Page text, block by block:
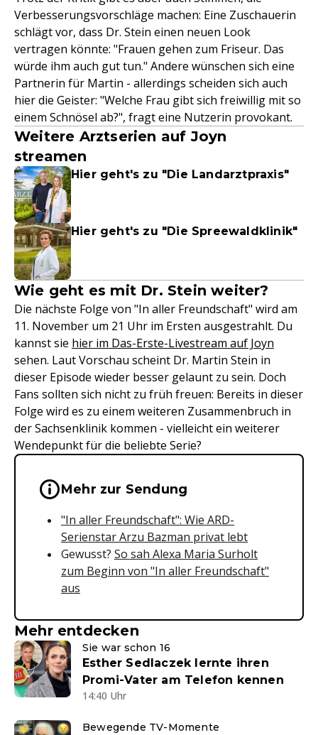
Verbesserungsvorschläge machen: Eine Zuschauerin
schlägt vor, dass Dr. Stein einen neuen Look
vertragen könnte: "Frauen gehen zum Friseur. Das
würde ihm auch gut tun." Andere wünschen sich eine
Partnerin für Martin - allerdings scheiden sich auch
hier die Geister: "Welche Frau gibt sich freiwillig mit so
einem Schnösel ab?", fragt eine Nutzerin provokant.
Weitere Arztserien auf Joyn
streamen
Hier geht's zu "Die Landarztpraxis"
Hier geht's zu "Die Spreewaldklinik"
Wie geht es mit Dr. Stein weiter?
Die nächste Folge von "In aller Freundschaft" wird am
11. November um 21 Uhr im Ersten ausgestrahlt. Du
kannst sie hier im Das-Erste-Livestream auf Joyn
sehen. Laut Vorschau scheint Dr. Martin Stein in
dieser Episode wieder besser gelaunt zu sein. Doch
Fans sollten sich nicht zu früh freuen: Bereits in dieser
Folge wird es zu einem weiteren Zusammenbruch in
der Sachsenklinik kommen - vielleicht ein weiterer
Wendepunkt für die beliebte Serie?
Wichtige Hinweise &
Mehr zur Sendung
"In aller Freundschaft": Wie ARD-
Serienstar Arzu Bazman privat lebt
Gewusst? So sah Alexa Maria Surholt
zum Beginn von "In aller Freundschaft"
aus
Mehr entdecken
Sie war schon 16
Esther Sedlaczek lernte ihren
Promi-Vater am Telefon kennen
14:40 Uhr
Bewegende TV-Momente